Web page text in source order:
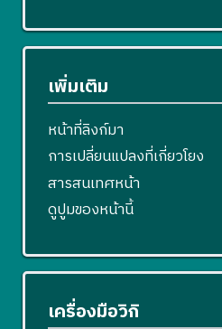
เพิ่มเติม
หน้าที่ลิงก์มา
การเปลี่ยนแปลงที่เกี่ยวโยง
สารสนเทศหน้า
ดูปูมของหน้านี้
เครื่องมือวิกิ